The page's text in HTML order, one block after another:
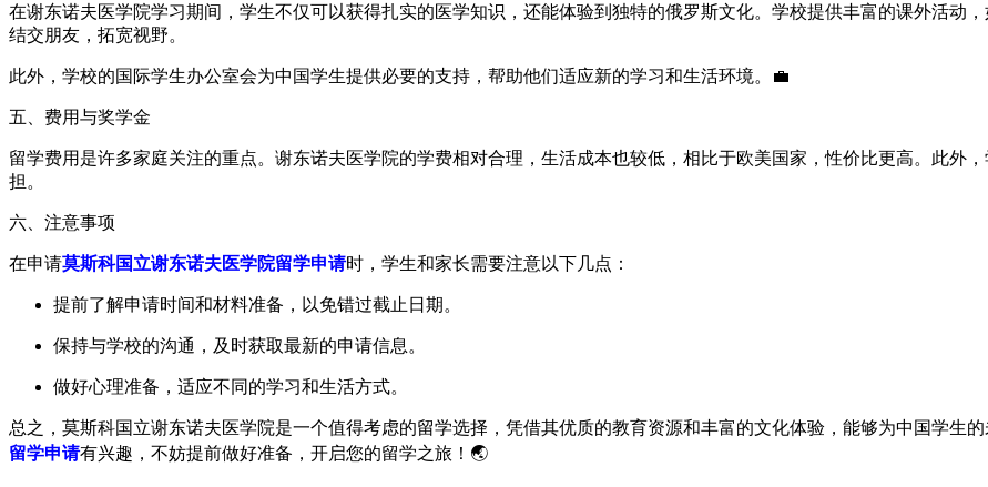
在谢东诺夫医学院学习期间，学生不仅可以获得扎实的医学知识，还能体验到独特的俄罗斯文化。学校提供丰富的课外活动
结交朋友，拓宽视野。
此外，学校的国际学生办公室会为中国学生提供必要的支持，帮助他们适应新的学习和生活环境。💼
五、费用与奖学金
留学费用是许多家庭关注的重点。谢东诺夫医学院的学费相对合理，生活成本也较低，相比于欧美国家，性价比更高。此外
担。
六、注意事项
在申请莫斯科国立谢东诺夫医学院留学申请时，学生和家长需要注意以下几点：
提前了解申请时间和材料准备，以免错过截止日期。
保持与学校的沟通，及时获取最新的申请信息。
做好心理准备，适应不同的学习和生活方式。
总之，莫斯科国立谢东诺夫医学院是一个值得考虑的留学选择，凭借其优质的教育资源和丰富的文化体验，能够为中国学生
留学申请有兴趣，不妨提前做好准备，开启您的留学之旅！🌏